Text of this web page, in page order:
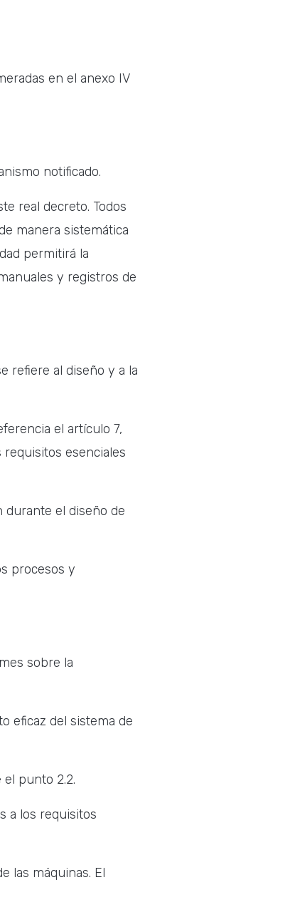
en el anexo IV
notificado.
real decreto. Todos
manera sistemática
permitirá la
y registros de
refiere al diseño y a la
el artículo 7,
esenciales
durante el diseño de
procesos y
sobre la
eficaz del sistema de
punto 2.2.
a los requisitos
las máquinas. El